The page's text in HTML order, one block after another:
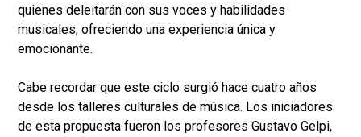
quienes deleitarán con sus voces y habilidades
musicales, ofreciendo una experiencia única y
emocionante.
Cabe recordar que este ciclo surgió hace cuatro años
desde los talleres culturales de música. Los iniciadores
de esta propuesta fueron los profesores Gustavo Gelpi,